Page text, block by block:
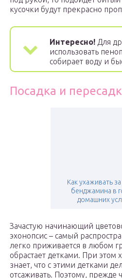
кусочки будут прекрасно
Интересно! Для
использовать
собирает воду и
Посадка и
Как ухаживать
бенджамина в
домашних
Зачастую начинающий
эхонопсис – самый
легко приживается в любом
обрастает детками. При этом
знает, что с этими детками
отсаживать. Поэтому, прежде